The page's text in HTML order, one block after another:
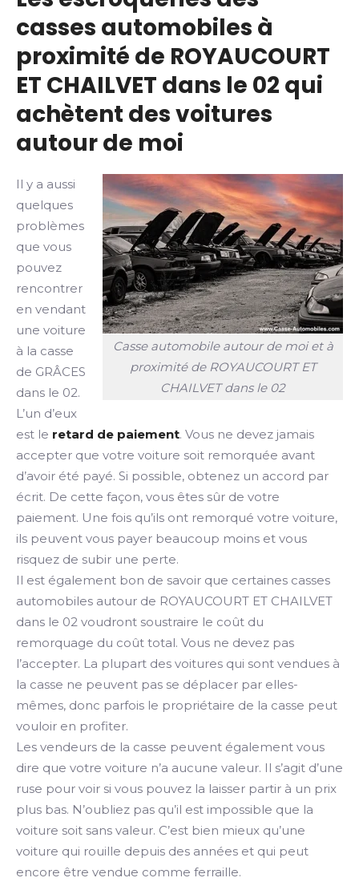
casses automobiles à
proximité de ROYAUCOURT
ET CHAILVET dans le 02 qui
achètent des voitures
autour de moi
Casse automobile autour de moi et à
proximité de ROYAUCOURT ET
CHAILVET dans le 02
Il y a aussi
quelques
problèmes
que vous
pouvez
rencontrer
en vendant
une voiture
à la casse
de GRÂCES
dans le 02.
L’un d’eux
est le retard de paiement. Vous ne devez jamais
accepter que votre voiture soit remorquée avant
d’avoir été payé. Si possible, obtenez un accord par
écrit. De cette façon, vous êtes sûr de votre
paiement. Une fois qu’ils ont remorqué votre voiture,
ils peuvent vous payer beaucoup moins et vous
risquez de subir une perte.
Il est également bon de savoir que certaines casses
automobiles autour de ROYAUCOURT ET CHAILVET
dans le 02 voudront soustraire le coût du
remorquage du coût total. Vous ne devez pas
l’accepter. La plupart des voitures qui sont vendues à
la casse ne peuvent pas se déplacer par elles-
mêmes, donc parfois le propriétaire de la casse peut
vouloir en profiter.
Les vendeurs de la casse peuvent également vous
dire que votre voiture n’a aucune valeur. Il s’agit d’une
ruse pour voir si vous pouvez la laisser partir à un prix
plus bas. N’oubliez pas qu’il est impossible que la
voiture soit sans valeur. C’est bien mieux qu’une
voiture qui rouille depuis des années et qui peut
encore être vendue comme ferraille.